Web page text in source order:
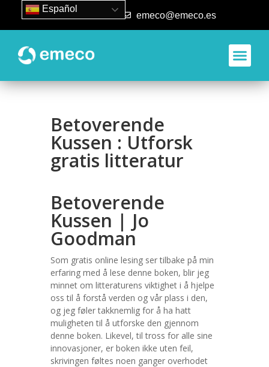
93 840 50 80 emeco@emeco.es
Betoverende
Kussen : Utforsk
gratis litteratur
Betoverende
Kussen | Jo
Goodman
Som gratis online lesing ser tilbake på min
erfaring med å lese denne boken, blir jeg
minnet om litteraturens viktighet i å hjelpe
oss til å forstå verden og vår plass i den,
og jeg føler takknemlig for å ha hatt
muligheten til å utforske den gjennom
denne boken. Likevel, til tross for alle sine
innovasjoner, er boken ikke uten feil,
skrivingen føltes noen ganger overhodet
Español